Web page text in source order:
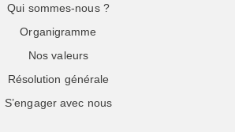
Qui sommes-nous ?
Organigramme
Nos valeurs
Résolution générale
S’engager avec nous